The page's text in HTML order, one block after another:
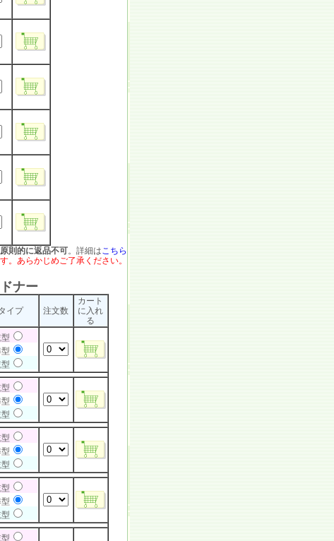
原則的に返品不可。詳細はこちら
あらかじめご了承ください。
ナー
イプ 注文数
カート
に入れ
る